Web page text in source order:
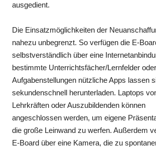
ausgedient.
Die Einsatzmöglichkeiten der
nahezu unbegrenzt. So verfügen die E-
selbstverständlich über eine
bestimmte Unterrichtsfächer/Lernfelder oder
Aufgabenstellungen nützliche Apps lassen
sekundenschnell herunterladen. Laptops
Lehrkräften oder Auszubildenden können
angeschlossen werden, um eigene
die große Leinwand zu werfen. Außerdem
E-Board über eine Kamera, die zu